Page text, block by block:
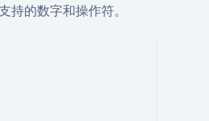
持的数字和操作符。